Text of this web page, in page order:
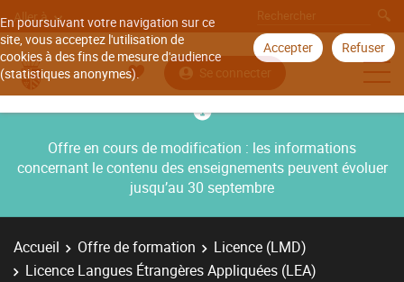
En poursuivant votre navigation sur ce
site, vous acceptez l'utilisation de
cookies à des fins de mesure d'audience
(statistiques anonymes).
Accepter Refuser
Aller à
Se connecter
Offre en cours de modification : les informations
concernant le contenu des enseignements peuvent évoluer
jusqu’au 30 septembre
Accueil Offre de formation
Licence (LMD)
Licence Langues Étrangères Appliquées (LEA)